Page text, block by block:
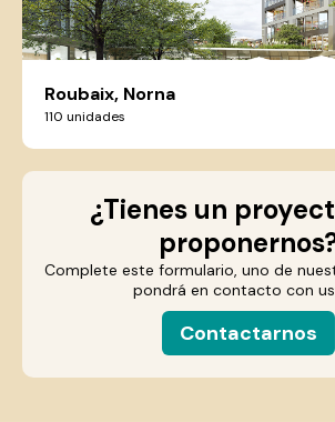
Roubaix, Norna
110 unidades
¿Tienes un
Complete este formulario, uno de
pondrá en contacto con
Contactarnos